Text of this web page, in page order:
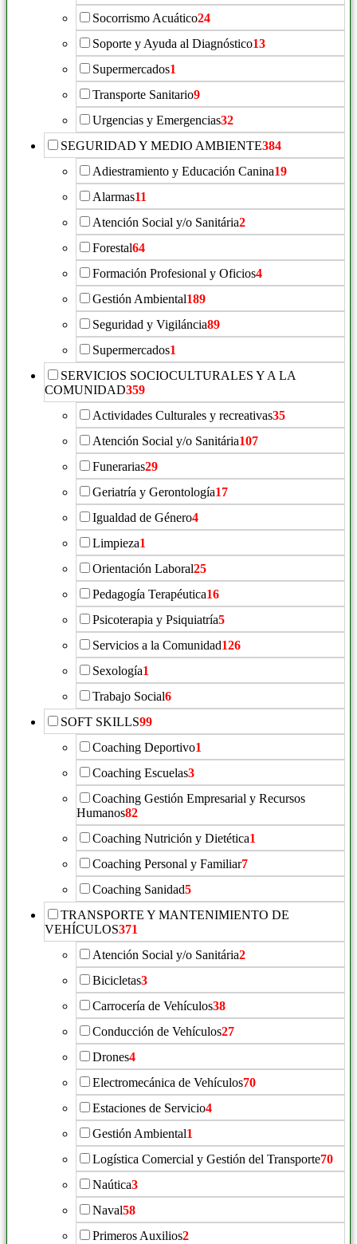
Socorrismo Acuático24
Soporte y Ayuda al Diagnóstico13
Supermercados1
Transporte Sanitario9
Urgencias y Emergencias32
SEGURIDAD Y MEDIO AMBIENTE384
Adiestramiento y Educación Canina19
Alarmas11
Atención Social y/o Sanitária2
Forestal64
Formación Profesional y Oficios4
Gestión Ambiental189
Seguridad y Vigiláncia89
Supermercados1
SERVICIOS SOCIOCULTURALES Y A LA
COMUNIDAD359
Actividades Culturales y recreativas35
Atención Social y/o Sanitária107
Funerarias29
Geriatría y Gerontología17
Igualdad de Género4
Limpieza1
Orientación Laboral25
Pedagogía Terapéutica16
Psicoterapia y Psiquiatría5
Servicios a la Comunidad126
Sexología1
Trabajo Social6
SOFT SKILLS99
Coaching Deportivo1
Coaching Escuelas3
Coaching Gestión Empresarial y Recursos
Humanos82
Coaching Nutrición y Dietética1
Coaching Personal y Familiar7
Coaching Sanidad5
TRANSPORTE Y MANTENIMIENTO DE
VEHÍCULOS371
Atención Social y/o Sanitária2
Bicicletas3
Carrocería de Vehículos38
Conducción de Vehículos27
Drones4
Electromecánica de Vehículos70
Estaciones de Servicio4
Gestión Ambiental1
Logística Comercial y Gestión del Transporte70
Naútica3
Naval58
Primeros Auxilios2